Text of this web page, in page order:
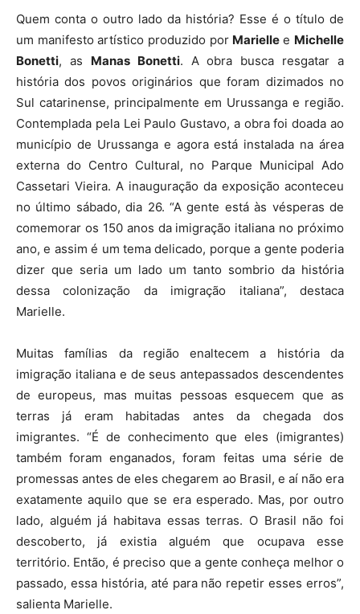
Quem conta o outro lado da história? Esse é o título de
um manifesto artístico produzido porMariellee Michelle
Bonetti, as Manas Bonetti. A obra busca resgatar a
história dos povos originários que foram dizimados no
Sul catarinense, principalmente em Urussanga e região.
Contemplada pela Lei Paulo Gustavo, a obra foi doada ao
município de Urussanga e agora está instalada na área
externa do Centro Cultural, no Parque Municipal Ado
Cassetari Vieira. A inauguração da exposição aconteceu
no último sábado, dia 26. “A gente está às vésperas de
comemorar os 150 anos da imigração italiana no próximo
ano, e assim é um tema delicado, porque a gente poderia
dizer que seria um lado um tanto sombrio da história
dessa colonização da imigração italiana”, destaca
Marielle.
Muitas famílias da região enaltecem a história da
imigração italiana e de seus antepassados descendentes
de europeus, mas muitas pessoas esquecem que as
terras já eram habitadas antes da chegada dos
imigrantes. “É de conhecimento que eles (imigrantes)
também foram enganados, foram feitas uma série de
promessas antes de eles chegarem ao Brasil, e aí não era
exatamente aquilo que se era esperado. Mas, por outro
lado, alguém já habitava essas terras. O Brasil não foi
descoberto, já existia alguém que ocupava esse
território. Então, é preciso que a gente conheça melhor o
passado, essa história, até para não repetir esses erros”,
salienta Marielle.